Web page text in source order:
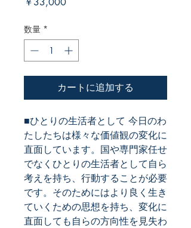
数量 *
カートに追加する
■ひとりの生活者として 今日のわ
たしたちは様々な価値観の変化に
直面しています。国や専門家任せ
でなくひとりの生活者として自ら
考えを持ち、行動することが必要
です。そのためにはより良く生き
ていくための思想を持ち、変化に
直面しても自らの方向性を見失わ